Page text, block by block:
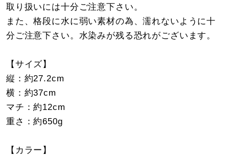
取り扱いには十分ご注意下さい。
また、格段に水に弱い素材の為、濡れないように十
分ご注意下さい。水染みが残る恐れがございます。
【サイズ】
縦：約27.2cm
横：約37cm
マチ：約12cm
重さ：約650g
【カラー】